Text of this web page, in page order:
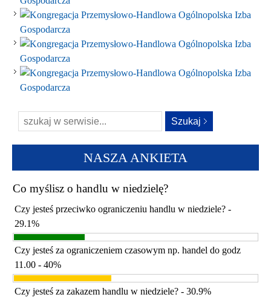
NASZA ANKIETA
Co myślisz o handlu w niedzielę?
Czy jesteś przeciwko ograniczeniu handlu w niedziele? -
29.1%
Czy jesteś za ograniczeniem czasowym np. handel do godz
11.00 - 40%
Czy jesteś za zakazem handlu w niedziele? - 30.9%